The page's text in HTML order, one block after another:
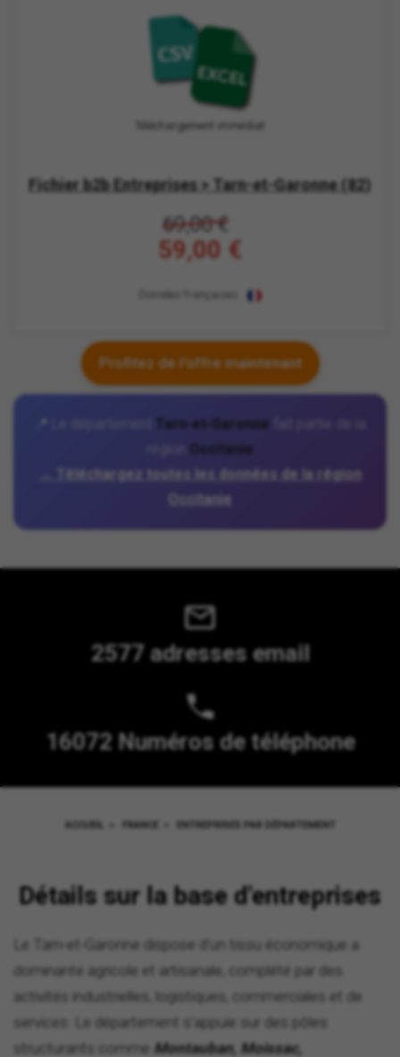
Téléchargement immédiat
Fichier b2b Entreprises > Tarn-et-Garonne (82)
69,00 €
59,00 €
Profitez de l'offre maintenant
📍 Le département Tarn-et-Garonne
Occitanie
→ Téléchargez toutes les données de la région
Occitanie
2577 adresses email
16072 Numéros de téléphone
ACCUEIL FRANCE ENTREPRISES PAR DÉPARTEMENT
Détails sur la base d'entreprises
Le Tarn-et-Garonne dispose d'un tissu économique a
dominante agricole et artisanale, complété par des
activités industrielles, logistiques, commerciales et de
services. Le département s'appuie sur des pôles
structurants comme Montauban, Moissac,